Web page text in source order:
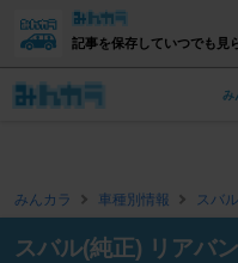
記事を保存していつでも見
み
みんカラ 車種別情報 スバル
スバル(純正) リアバ